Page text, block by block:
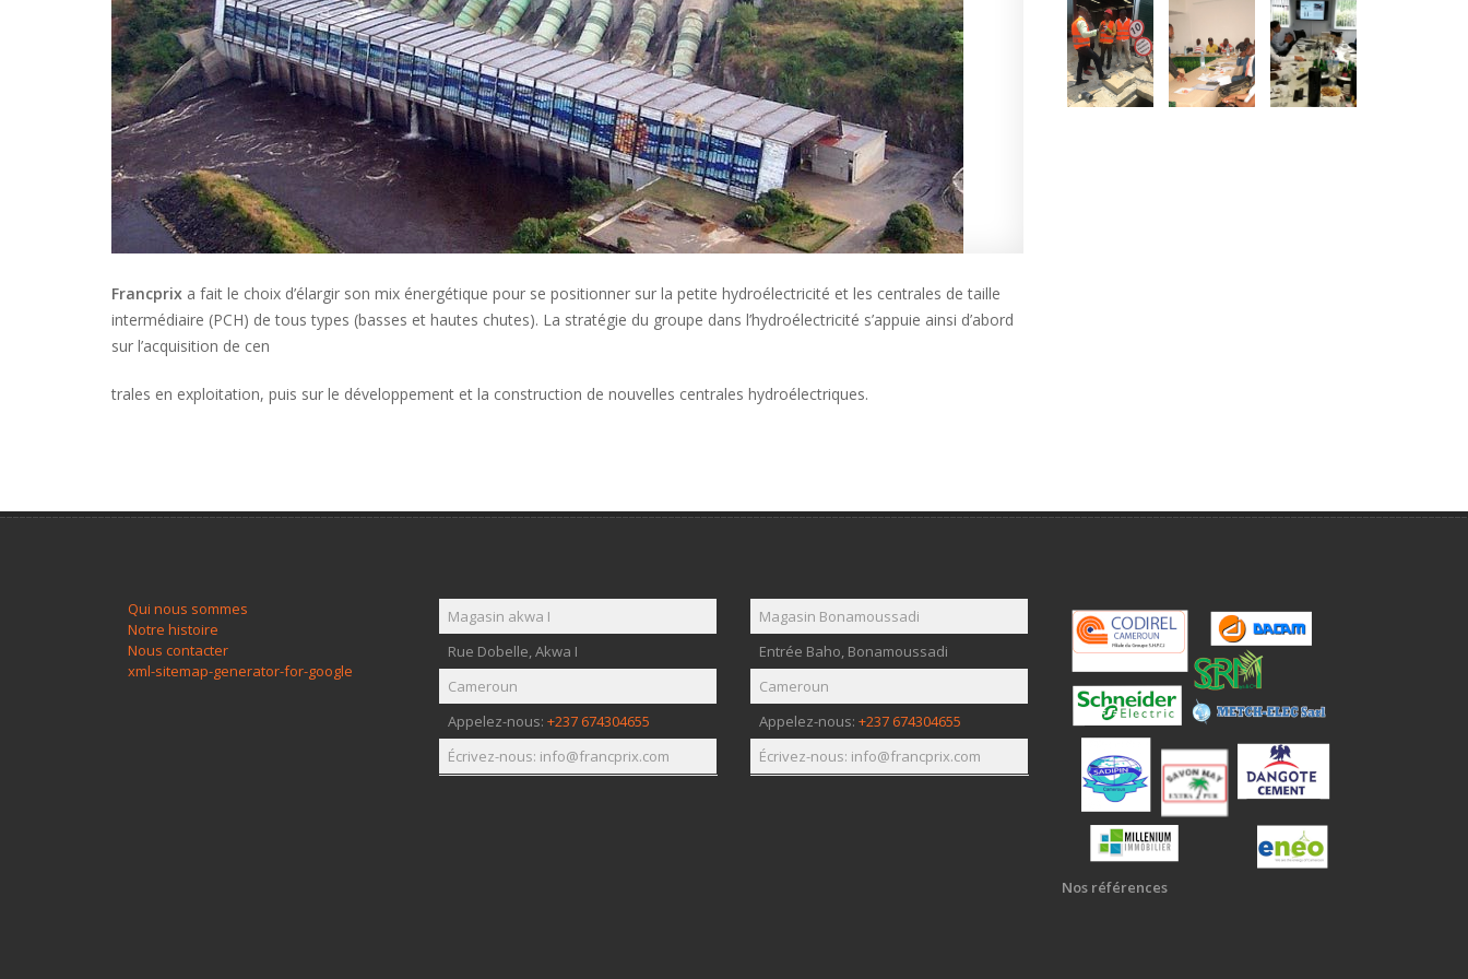
Francprix a fait le choix d’élargir son mix énergétique pour se positionner sur la petite hydroélectricité et les centrales de taille
intermédiaire (PCH) de tous types (basses et hautes chutes). La stratégie du groupe dans l’hydroélectricité s’appuie ainsi d’abord
sur l’acquisition de cen
trales en exploitation, puis sur le développement et la construction de nouvelles centrales hydroélectriques.
Qui nous sommes
Notre histoire
Nous contacter
xml-sitemap-generator-for-google
Magasin akwa I
Rue Dobelle, Akwa I
Cameroun
Appelez-nous: +237 674304655
Écrivez-nous: info@francprix.com
Magasin Bonamoussadi
Entrée Baho, Bonamoussadi
Cameroun
Appelez-nous: +237 674304655
Écrivez-nous: info@francprix.com
Nos références